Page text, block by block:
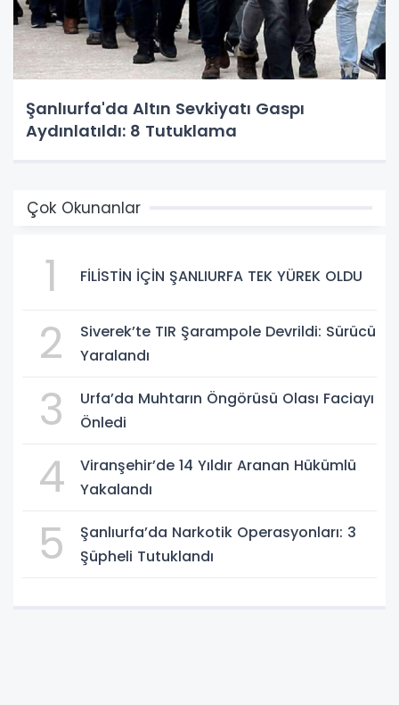
Şanlıurfa'da Altın Sevkiyatı Gaspı
Aydınlatıldı: 8 Tutuklama
Çok Okunanlar
1 FİLİSTİN İÇİN ŞANLIURFA TEK YÜREK OLDU
2
Siverek’te TIR Şarampole Devrildi: Sürücü
Yaralandı
3
Urfa’da Muhtarın Öngörüsü Olası Faciayı
Önledi
4
Viranşehir’de 14 Yıldır Aranan Hükümlü
Yakalandı
5
Şanlıurfa’da Narkotik Operasyonları: 3
Şüpheli Tutuklandı